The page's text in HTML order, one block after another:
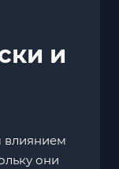
и
влиянием
они